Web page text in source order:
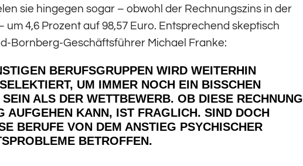
sie hingegen sogar – obwohl der Rechnungszins in der
um 4,6 Prozent auf 98,57 Euro. Entsprechend skeptisch
Bornberg-Geschäftsführer Michael Franke:
BERUFSGRUPPEN WIRD WEITERHIN
UM IMMER NOCH EIN BISSCHEN
ALS DER WETTBEWERB. OB DIESE RECHNUNG
AUFGEHEN KANN, IST FRAGLICH. SIND DOCH
BERUFE VON DEM ANSTIEG PSYCHISCHER
BETROFFEN.